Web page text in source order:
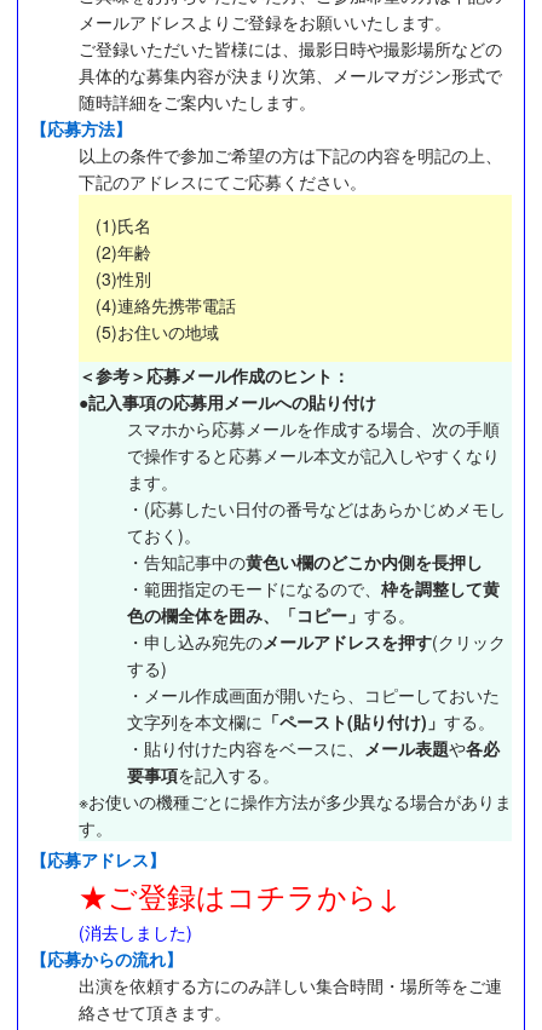
メールアドレスよりご登録をお願いいたします。
ご登録いただいた皆様には、撮影日時や撮影場所などの
具体的な募集内容が決まり次第、メールマガジン形式で
随時詳細をご案内いたします。
【応募方法】
以上の条件で参加ご希望の方は下記の内容を明記の上、
下記のアドレスにてご応募ください。
(1)氏名
(2)年齢
(3)性別
(4)連絡先携帯電話
(5)お住いの地域
＜参考＞応募メール作成のヒント：
●記入事項の応募用メールへの貼り付け
スマホから応募メールを作成する場合、次の手順
で操作すると応募メール本文が記入しやすくなり
ます。
・(応募したい日付の番号などはあらかじめメモし
ておく)。
・告知記事中の黄色い欄のどこか内側を長押し
・範囲指定のモードになるので、 枠を調整して黄
色の欄全体を囲み、「コピー」 する。
・申し込み宛先のメールアドレスを押す(クリック
する)
・メール作成画面が開いたら、コピーしておいた
文字列を本文欄に 「ペースト(貼り付け)」 する。
・貼り付けた内容をベースに、 メール表題や各必
要事項を記入する。
※お使いの機種ごとに操作方法が多少異なる場合がありま
す。
【応募アドレス】
★ご登録はコチラから↓
(消去しました)
【応募からの流れ】
出演を依頼する方にのみ詳しい集合時間・場所等をご連
絡させて頂きます。